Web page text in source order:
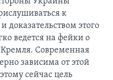
к
этого
ведется на фейки о
Современная
зависима от этой
сейчас цель